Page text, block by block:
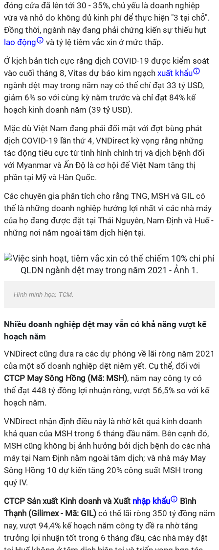
đóng cửa đã lên tới 30 - 35%, chủ yếu là doanh nghiệp
vừa và nhỏ do không đủ kinh phí để thực hiện "3 tại chỗ".
Đồng thời, ngành này đang phải chứng kiến sự thiếu hụt
lao động
và tỷ lệ tiêm vắc xin ở mức thấp.
Ở kịch bản tích cực rằng dịch COVID-19 được kiểm soát
vào cuối tháng 8, Vitas dự báo kim ngạch xuất khẩu
ngành dệt may trong năm nay có thể chỉ đạt 33 tỷ USD,
giảm 6% so với cùng kỳ năm trước và chỉ đạt 84% kế
hoạch kinh doanh năm (39 tỷ USD).
Mặc dù Việt Nam đang phải đối mặt với đợt bùng phát
dịch COVID-19 lần thứ 4, VNDirect kỳ vọng rằng những
tác động tiêu cực từ tình hình chính trị và dịch bệnh đối
với Myanmar và Ấn Độ là cơ hội để Việt Nam tăng thị
phần tại Mỹ và Hàn Quốc.
Các chuyên gia phân tích cho rằng TNG, MSH và GIL có
thể là những doanh nghiệp hưởng lợi nhất vì các nhà máy
của họ đang được đặt tại Thái Nguyên, Nam Định và Huế -
những nơi nằm ngoài tâm dịch hiện tại.
Hình minh họa: TCM.
Nhiều doanh nghiệp dệt may vẫn có khả năng vượt kế
hoạch năm
VNDirect cũng đưa ra các dự phóng về lãi ròng năm 2021
của một số doanh nghiệp dệt niêm yết. Cụ thể, đối với
CTCP May Sông Hồng (Mã: MSH), năm nay công ty có
thể đạt 448 tỷ đồng lợi nhuận ròng, vượt 56,5% so với kế
hoạch năm.
VNDirect nhận định điều này là nhờ kết quả kinh doanh
khả quan của MSH trong 6 tháng đầu năm. Bên cạnh đó,
MSH cũng không bị ảnh hưởng bởi dịch bệnh do các nhà
máy tại Nam Định nằm ngoài tâm dịch; và nhà máy May
Sông Hồng 10 dự kiến tăng 20% công suất MSH trong
quý IV.
CTCP Sản xuất Kinh doanh và Xuất nhập khẩu
Bình
Thạnh (Gilimex - Mã: GIL) có thể lãi ròng 350 tỷ đồng năm
nay, vượt 94,4% kế hoạch năm công ty đề ra nhờ tăng
trưởng lợi nhuận tốt trong 6 tháng đầu, các nhà máy đặt